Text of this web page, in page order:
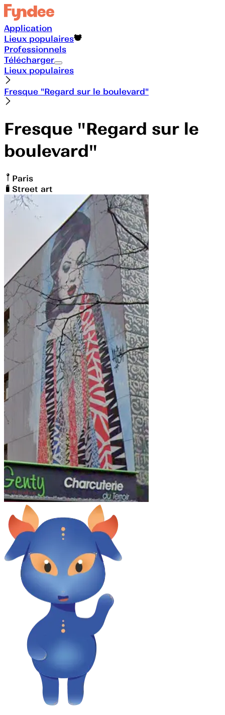
Application
Lieux populaires
Professionnels
Télécharger
Lieux populaires
Fresque "Regard sur le boulevard"
Fresque "Regard sur le
boulevard"
Paris
Street art